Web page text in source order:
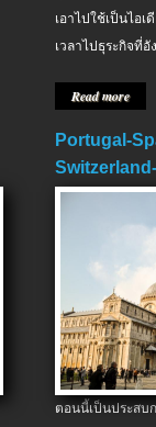
เอาไปใช้เป็นไอ
เวลาไปธุระกิจที่อั
Read more
Portugal-
ตอนนี้เป็นประส